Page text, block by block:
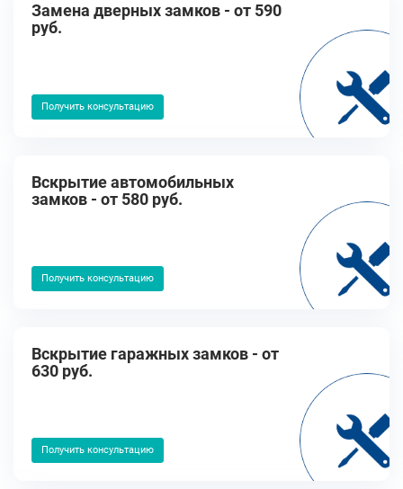
Замена дверных замков - от 590
руб.
Получить консультацию
Вскрытие автомобильных
замков - от 580 руб.
Получить консультацию
Вскрытие гаражных замков - от
630 руб.
Получить консультацию